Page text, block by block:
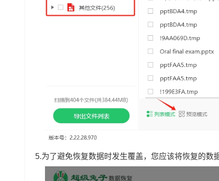
5.为了避免恢复数据时发生覆盖，您应该将恢复的